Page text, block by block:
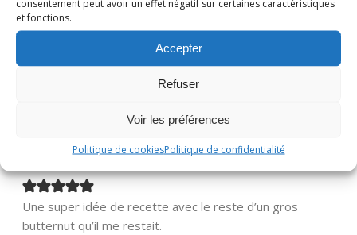
consentement peut avoir un effet négatif sur certaines caractéristiques
et fonctions.
Accepter
Refuser
Voir les préférences
Politique de cookiesPolitique de confidentialité
Et ben tu vois avant cette box, je n’avais jamais fait
attention qu’on trouvait les crozets en version fraîche!
Oui délicieux ce fromage, bien savoureux!
il y a 2 années
Une super idée de recette avec le reste d’un gros
butternut qu’il me restait.